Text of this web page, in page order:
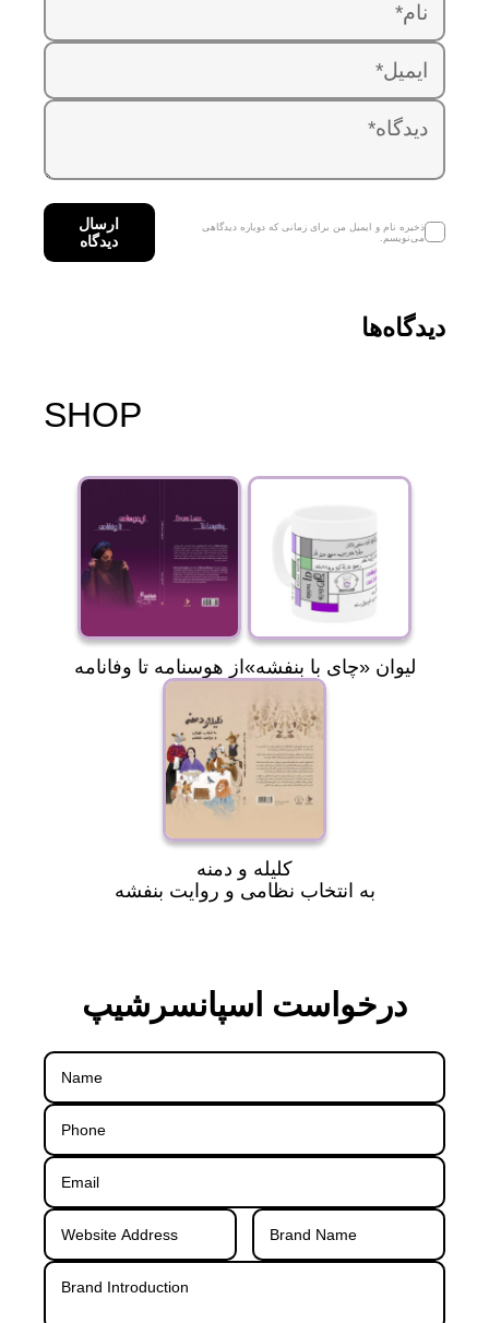
ذخیره نام و ایمیل من برای زمانی که دوباره دیدگاهی
می‌نویسم.
ارسال
دیدگاه
دیدگاه‌ها
SHOP
از هوسنامه تا وفانامه «لیوان «چای با بنفشه
کلیله و دمنه
به انتخاب نظامی و روایت بنفشه
درخواست اسپانسرشیپ